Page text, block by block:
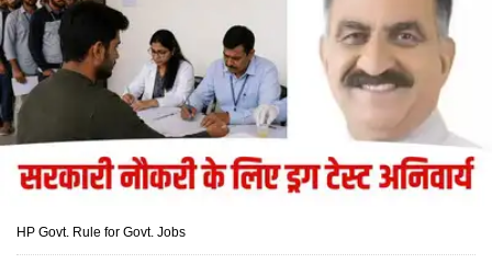
HP Govt. Rule for Govt. Jobs